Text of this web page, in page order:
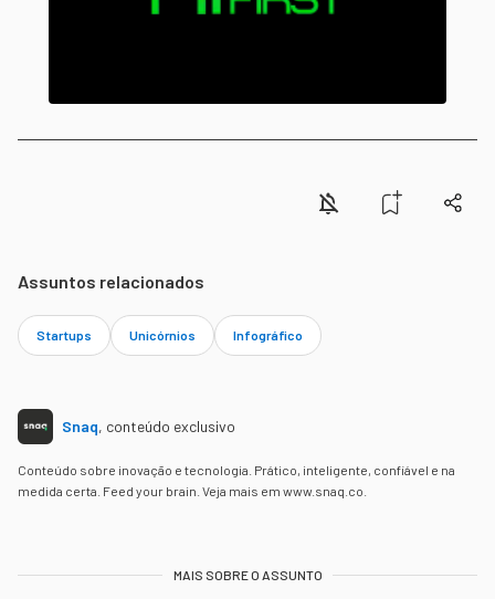
Assuntos relacionados
Startups Unicórnios Infográfico
Snaq, conteúdo exclusivo
Conteúdo sobre inovação e tecnologia. Prático, inteligente, confiável e na
medida certa. Feed your brain. Veja mais em www.snaq.co.
MAIS SOBRE O ASSUNTO